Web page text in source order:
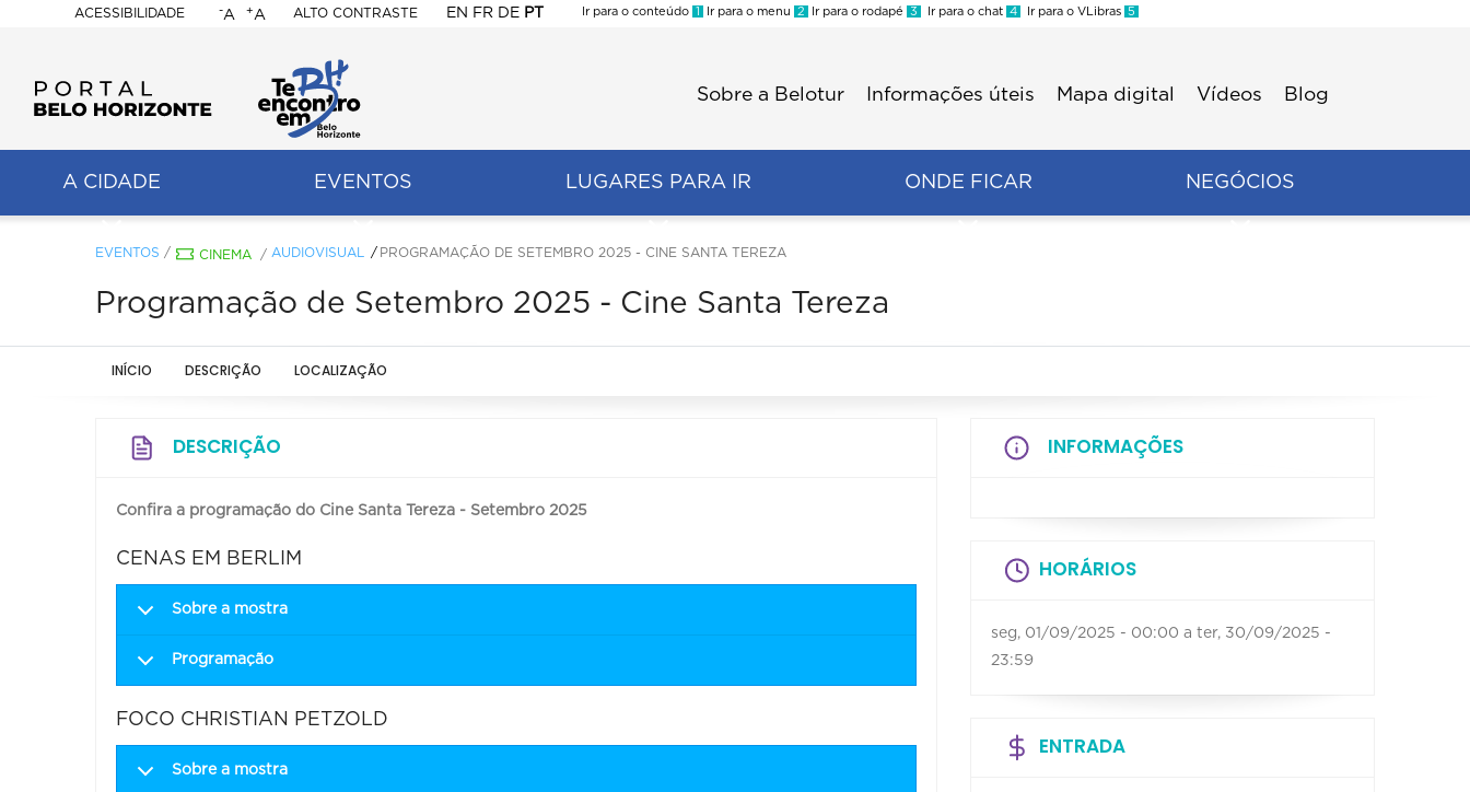
ACESSIBILIDADE
BELO
HORIZONTE
-A +A ALTO CONTRASTE EN FR DE PT
Ir para o conteúdo 1 Ir para o menu 2 Ir para o rodapé 3 Ir para o chat 4 Ir para o VLibras 5
Sobre a Belotur Informações úteis Mapa digital Vídeos Blog
A CIDADE EVENTOS LUGARES PARA IR ONDE FICAR NEGÓCIOS
EVENTOS / CINEMA / AUDIOVISUAL PROGRAMAÇÃO DE SETEMBRO 2025 - CINE SANTA TEREZA
Programação de Setembro 2025 - Cine Santa Tereza
INÍCIO DESCRIÇÃO LOCALIZAÇÃO
DESCRIÇÃO
Confira a programação do Cine Santa Tereza - Setembro 2025
CENAS EM BERLIM
Sobre a mostra
Programação
FOCO CHRISTIAN PETZOLD
Sobre a mostra
INFORMAÇÕES
HORÁRIOS
seg, 01/09/2025 - 00:00 a ter, 30/09/2025 -
23:59
ENTRADA